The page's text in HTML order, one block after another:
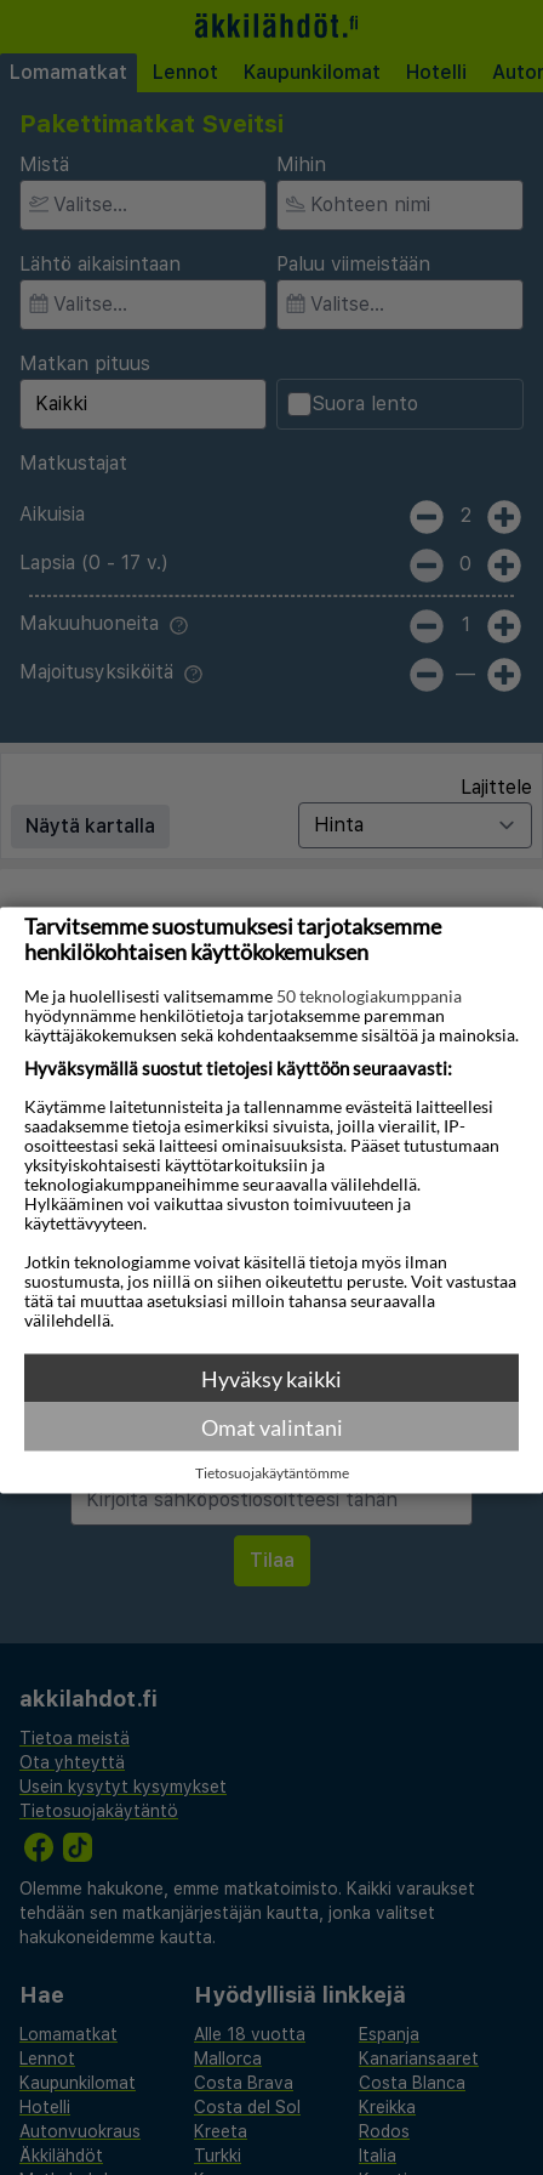
Lomamatkat Lennot Kaupunkilomat Hotelli
Pakettimatkat Sveitsi
Mistä Mihin
Lähtö aikaisintaan Paluu viimeistään
Matkan pituus
Suora lento
Matkustajat
Aikuisia 2
Lapsia (0 - 17 v.) 0
Makuuhuoneita 1
Majoitusyksiköitä —
Näytä kartalla
Lajittele
Matkoja ei löytynyt
Voit saada lisää tuloksia poistamalla alla olevat
Mihin 1 sijainti
Mistä 1 sijainti
Alin tähtiluokitus 3 tähteä
Haluatko saada houkuttelevia
tarjouksia, matkavinkkejä ja uutisia
sähköpostitse?
akkilahdot.fi
Tietoa meistä
Ota yhteyttä
Usein kysytyt kysymykset
Tietosuojakäytäntö
Olemme hakukone, emme matkatoimisto. Kaikki varaukset
tehdään sen matkanjärjestäjän kautta, jonka valitset
hakukoneidemme kautta.
Hae
Lomamatkat
Lennot
Kaupunkilomat
Hotelli
Autonvuokraus
Äkkilähdöt
Hyödyllisiä linkkejä
Alle 18 vuotta
Espanja
Mallorca
Kanariansaaret
Costa Brava
Costa Blanca
Costa del Sol
Kreikka
Kreeta
Rodos
Turkki
Italia
Tarvitsemme suostumuksesi tarjotaksemme
henkilökohtaisen käyttökokemuksen
Me ja huolellisesti valitsemamme 50 teknologiakumppania
hyödynnämme henkilötietoja tarjotaksemme paremman
käyttäjäkokemuksen sekä kohdentaaksemme sisältöä ja mainoksia.
Hyväksymällä suostut tietojesi käyttöön seuraavasti:
Käytämme laitetunnisteita ja tallennamme evästeitä laitteellesi
saadaksemme tietoja esimerkiksi sivuista, joilla vierailit, IP-
osoitteestasi sekä laitteesi ominaisuuksista. Pääset tutustumaan
yksityiskohtaisesti käyttötarkoituksiin ja
teknologiakumppaneihimme seuraavalla välilehdellä.
Hylkääminen voi vaikuttaa sivuston toimivuuteen ja
käytettävyyteen.
Jotkin teknologiamme voivat käsitellä tietoja myös ilman
suostumusta, jos niillä on siihen oikeutettu peruste. Voit vastustaa
tätä tai muuttaa asetuksiasi milloin tahansa seuraavalla
välilehdellä.
Hyväksy kaikki
Omat valintani
Tietosuojakäytäntömme